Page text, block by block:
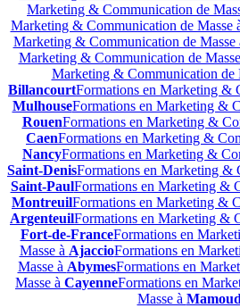
Marketing & Communication de
Marketing & Communication de Masse
Marketing & Communication de Masse
Marketing & Communication de
Marketing & Communication de
BillancourtFormations en Marketing &
MulhouseFormations en Marketing &
RouenFormations en Marketing &
CaenFormations en Marketing &
NancyFormations en Marketing &
Saint-DenisFormations en Marketing &
Saint-PaulFormations en Marketing &
MontreuilFormations en Marketing &
ArgenteuilFormations en Marketing &
Fort-de-FranceFormations en
Masse à AjaccioFormations en
Masse à AbymesFormations en
Masse à CayenneFormations en
Masse à